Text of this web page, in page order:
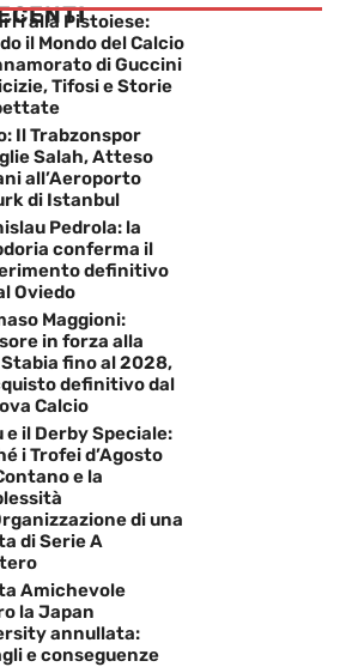
alla Pistoiese:
il Mondo del Calcio
di Guccini
Tifosi e Storie
Il Trabzonspor
Salah, Atteso
all’Aeroporto
di Istanbul
Pedrola: la
conferma il
definitivo
Oviedo
Maggioni:
in forza alla
fino al 2028,
definitivo dal
Calcio
e il Derby Speciale:
i Trofei d’Agosto
e la
di una
di Serie A
Amichevole
la Japan
annullata:
e conseguenze